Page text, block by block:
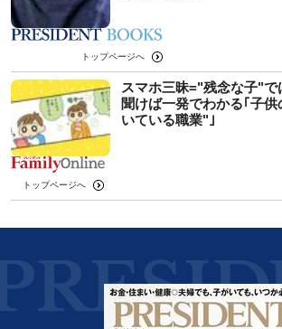
トップページへ
スマホ三昧="残念な子"
聞けば一発でわかる｢子
いている職業"｣
トップページへ